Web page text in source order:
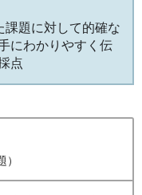
課題に対して的確な
にわかりやすく伝
点